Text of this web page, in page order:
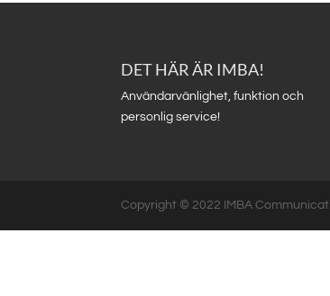
DET HÄR ÄR IMBA!
Användarvänlighet, funktion och
personlig service!
Copyright © 2022 IMBA